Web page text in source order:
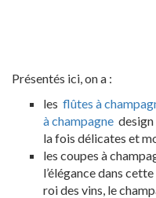
Présentés ici, on a :
les flûtes à
à champagne
la fois délicates et
les coupes à
l’élégance dans
roi des vins, le